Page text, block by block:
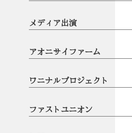
メディア出演
アオニサイファーム
ワニナルプロジェクト
ファストユニオン